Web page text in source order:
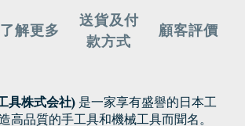
了解更多
送貨及付
款方式
顧客評價
具株式会社) 是一家享有盛譽的日本工
高品質的手工具和機械工具而聞名。